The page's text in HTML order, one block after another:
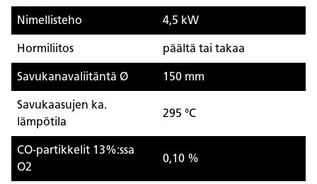
Nimellisteho 4,5 kW
Hormiliitos päältä tai takaa
Savukanavaliitäntä Ø 150 mm
Savukaasujen ka.
lämpötila
295 °C
CO-partikkelit 13%:ssa
O2
0,10 %